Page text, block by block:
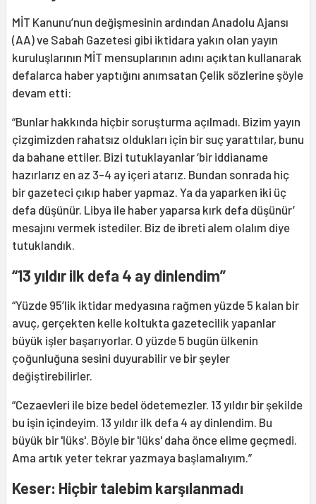
MİT Kanunu’nun değişmesinin ardından Anadolu Ajansı
(AA) ve Sabah Gazetesi gibi iktidara yakın olan yayın
kuruluşlarının MİT mensuplarının adını açıktan kullanarak
defalarca haber yaptığını anımsatan Çelik sözlerine şöyle
devam etti:
“Bunlar hakkında hiçbir soruşturma açılmadı. Bizim yayın
çizgimizden rahatsız oldukları için bir suç yarattılar, bunu
da bahane ettiler. Bizi tutuklayanlar ‘bir iddianame
hazırlarız en az 3-4 ay içeri atarız. Bundan sonrada hiç
bir gazeteci çıkıp haber yapmaz. Ya da yaparken iki üç
defa düşünür. Libya ile haber yaparsa kırk defa düşünür’
mesajını vermek istediler. Biz de ibreti alem olalım diye
tutuklandık.
“13 yıldır ilk defa 4 ay dinlendim”
“Yüzde 95’lik iktidar medyasına rağmen yüzde 5 kalan bir
avuç, gerçekten kelle koltukta gazetecilik yapanlar
büyük işler başarıyorlar. O yüzde 5 bugün ülkenin
çoğunluğuna sesini duyurabilir ve bir şeyler
değiştirebilirler.
“Cezaevleri ile bize bedel ödetemezler. 13 yıldır bir şekilde
bu işin içindeyim. 13 yıldır ilk defa 4 ay dinlendim. Bu
büyük bir 'lüks'. Böyle bir 'lüks' daha önce elime geçmedi.
Ama artık yeter tekrar yazmaya başlamalıyım.”
Keser: Hiçbir talebim karşılanmadı